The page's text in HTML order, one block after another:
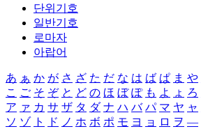
단위기호
일반기호
로마자
아랍어
あ ぁ か が さ ざ た だ な は ば ぱ ま や
こ ご そ ぞ と ど の ほ ぼ ぽ も よ ょ ろ
ア ァ カ サ ザ タ ダ ナ ハ バ パ マ ヤ ャ
ソ ゾ ト ド ノ ホ ボ ポ モ ヨ ョ ロ ヲ ―